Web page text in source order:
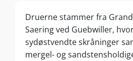
Druerne stammer fra
Saering ved Guebwiller,
sydøstvendte skråninger
mergel- og